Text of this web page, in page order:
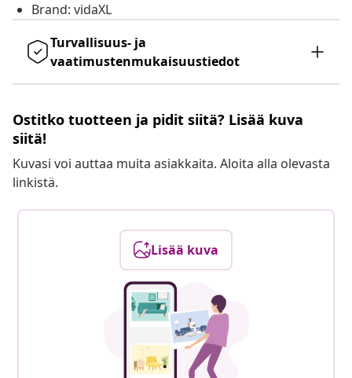
Brand: vidaXL
Turvallisuus- ja
vaatimustenmukaisuustiedot
Ostitko tuotteen ja pidit siitä? Lisää kuva
siitä!
Kuvasi voi auttaa muita asiakkaita. Aloita alla olevasta
linkistä.
Lisää kuva